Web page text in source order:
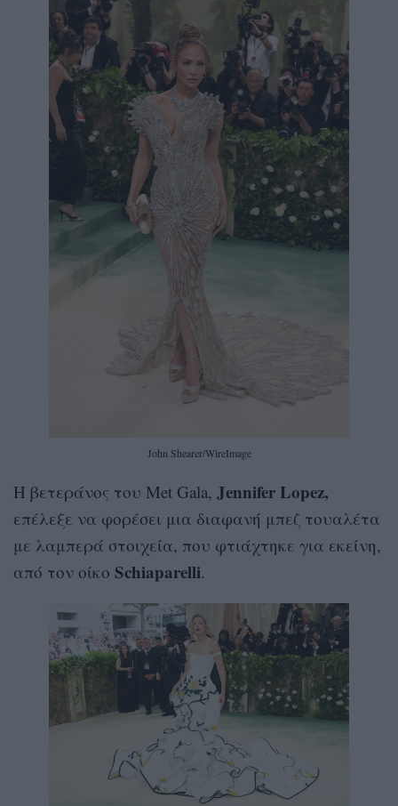
John Shearer/WireImage
H βετεράνος του Met Gala, Jennifer Lopez,
επέλεξε να φορέσει μια διαφανή μπεζ τουαλέτα
με λαμπερά στοιχεία, που φτιάχτηκε για εκείνη,
από τον οίκο Schiaparelli.